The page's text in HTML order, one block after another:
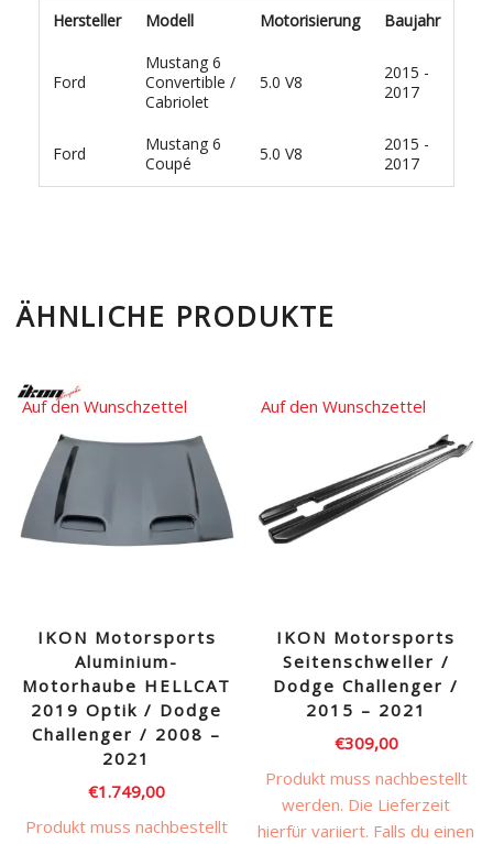
Hersteller Modell Motorisierung Baujahr
Ford
Mustang 6
Convertible /
Cabriolet
5.0 V8
2015 -
2017
Ford
Mustang 6
Coupé
5.0 V8
2015 -
2017
ÄHNLICHE PRODUKTE
IKON Motorsports
Aluminium-
Motorhaube HELLCAT
2019 Optik / Dodge
Challenger / 2008 –
2021
€1.749,00
Produkt muss nachbestellt
Auf den Wunschzettel
IKON Motorsports
Seitenschweller /
Dodge Challenger /
2015 – 2021
€309,00
Produkt muss nachbestellt
werden. Die Lieferzeit
hierfür variiert. Falls du einen
Auf den Wunschzettel